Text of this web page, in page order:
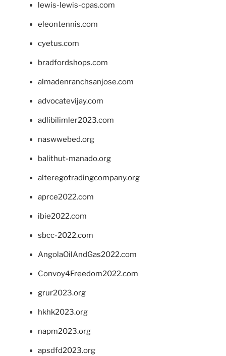
lewis-lewis-cpas.com
eleontennis.com
cyetus.com
bradfordshops.com
almadenranchsanjose.com
advocatevijay.com
adlibilimler2023.com
naswwebed.org
balithut-manado.org
alteregotradingcompany.org
aprce2022.com
ibie2022.com
sbcc-2022.com
AngolaOilAndGas2022.com
Convoy4Freedom2022.com
grur2023.org
hkhk2023.org
napm2023.org
apsdfd2023.org